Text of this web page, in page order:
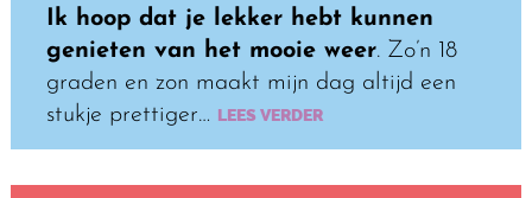
Ik hoop dat je lekker hebt kunnen
genieten van het mooie weer. Zo’n 18
graden en zon maakt mijn dag altijd een
stukje prettiger… LEES VERDER